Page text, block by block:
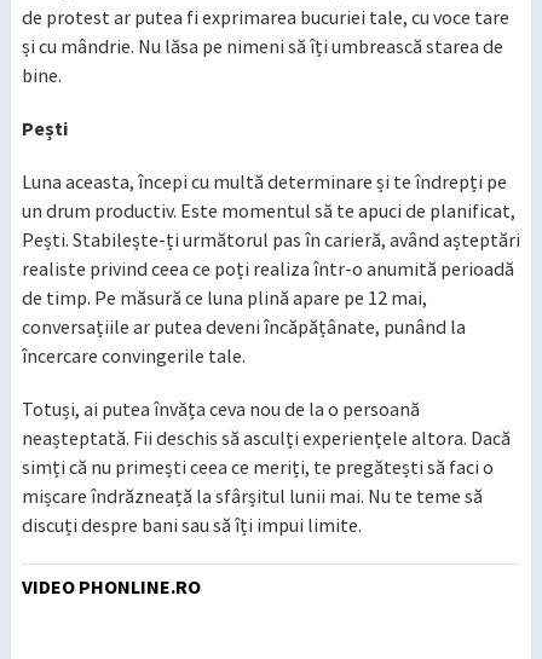
de protest ar putea fi exprimarea bucuriei tale, cu voce tare
și cu mândrie. Nu lăsa pe nimeni să îți umbrească starea de
bine.
Pești
Luna aceasta, începi cu multă determinare și te îndrepți pe
un drum productiv. Este momentul să te apuci de planificat,
Pești. Stabilește-ți următorul pas în carieră, având așteptări
realiste privind ceea ce poți realiza într-o anumită perioadă
de timp. Pe măsură ce luna plină apare pe 12 mai,
conversațiile ar putea deveni încăpățânate, punând la
încercare convingerile tale.
Totuși, ai putea învăța ceva nou de la o persoană
neașteptată. Fii deschis să asculți experiențele altora. Dacă
simți că nu primești ceea ce meriți, te pregătești să faci o
mișcare îndrăzneață la sfârșitul lunii mai. Nu te teme să
discuți despre bani sau să îți impui limite.
VIDEO PHONLINE.RO